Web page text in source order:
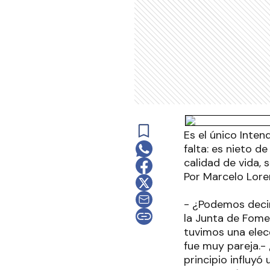
Es el único
falta: es nieto
calidad de vida,
Por Marcelo
- ¿Podemos decirle Intendente?Presido un órgano colegiado, pero el poder de decisión es de la Junta de Fomento, ejecuto lo que ellos me mandan.- ¿Cómo fue la elección?En P. Belgrano tuvimos una elección ajustada entre 3 fuerzas: el peronismo disidente, la C. Cívica y nosotros; fue muy pareja.- ¿Con qué diferencia sobre el segundo?14 votos. Consideramos que en principio influyó un factor nacional. Hay que hacer una autocrítica y evaluación de por qué la gente votó en contra de una política nacional, habrá que desmenuzar qué factores incidieron. Todo esto arrancó con el conflicto del campo y fue derivando en otros. En Gualeguaychú fue una debacle que también nos afecta a nosotros por estar juntos, sólo nos separa el río.- En el sur perdió el justicialismo...Fuimos los únicos que ganamos un municipio, incluidas las Juntas de Gobierno. - ¿O será que allí el peronismo está muy arraigado? Tuvimos otro factor en la provincia: la interna peronista. De hecho en Gchú., la segunda fuerza fue Maya, también en P. Belgrano. O sea, sumado al conflicto nacional, la interna peronista fue otro factor importante. Lo que en definitiva hizo que ganásemos, fue la gestión de gobierno. Desde que se creó el municipio, se han conseguido muchas cosas y creo que la gente respondió a ese mensaje. Lo que transmitíamos a los vecinos, era que un nuevo legislador nacional nos ayudaría a gestionar más cosas.- En el proceso institucional de P. Belgrano. ¿Cuándo empieza la normalización? P. Belgrano se crea en diciembre de 2005. Fui Secretario de Gobierno de "Bicho" Bettendorf como Comisionado. Después se armó la estructura política y me postulé para Intendente en la elección gral.-marzo de 2007- y ganamos por el 60 %.- Frente a ese vendaval anti